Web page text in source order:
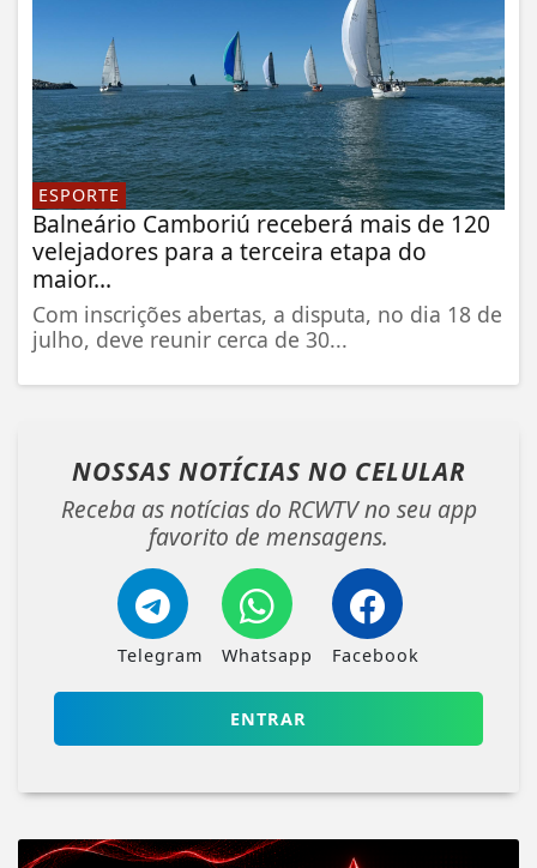
ESPORTE
Balneário Camboriú receberá mais de 120
velejadores para a terceira etapa do
maior...
Com inscrições abertas, a disputa, no dia 18 de
julho, deve reunir cerca de 30...
NOSSAS NOTÍCIAS NO CELULAR
Receba as notícias do RCWTV no seu app
favorito de mensagens.
Telegram Whatsapp Facebook
ENTRAR